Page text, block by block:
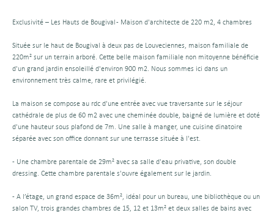
Exclusivité – Les Hauts de Bougival - Maison d'architecte de 220 m2, 4 chambres
Située sur le haut de Bougival à deux pas de Louveciennes, maison familiale de
220m² sur un terrain arboré. Cette belle maison familiale non mitoyenne bénéficie
d'un grand jardin ensoleillé d'environ 900 m2. Nous sommes ici dans un
environnement très calme, rare et privilégié.
La maison se compose au rdc d'une entrée avec vue traversante sur le séjour
cathédrale de plus de 60 m2 avec une cheminée double, baigné de lumière et doté
d'une hauteur sous plafond de 7m. Une salle à manger, une cuisine dinatoire
séparée avec son office donnant sur une terrasse située à l'est.
- Une chambre parentale de 29m² avec sa salle d'eau privative, son double
dressing. Cette chambre parentale s'ouvre également sur le jardin.
- A l’étage, un grand espace de 36m², idéal pour un bureau, une bibliothèque ou un
salon TV, trois grandes chambres de 15, 12 et 13m² et deux salles de bains avec